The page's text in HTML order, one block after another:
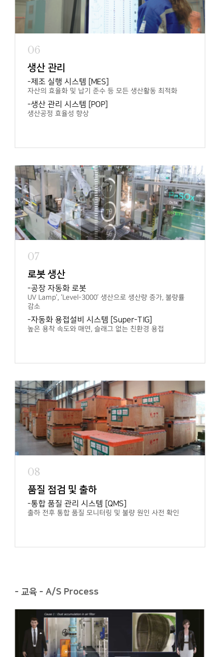
06
생산 관리
제조 실행 시스템 [MES]
자산의 효율화 및 납기 준수 등모든 생산활동 최적화
생산 관리 시스템 [POP]
생산공정 효율성 향상
07
로봇 생산
공장 자동화 로봇
UV Lamp’, ‘Level-3000’ 생산으로생산량 증가, 불량률
감소
자동화 용접설비 시스템 [Super-TIG]
높은 용착 속도와 매연, 슬래그 없는 친환경 용접
08
품질 점검 및 출하
통합 품질 관리 시스템 [QMS]
출하 전후 통합 품질 모니터링 및불량 원인 사전 확인
- 교육 - A/S Process